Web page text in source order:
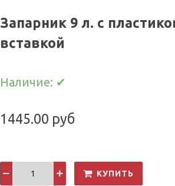
Запарник 9 л. с
вставкой
Наличие: ✔
1445.00 руб
КУПИТЬ